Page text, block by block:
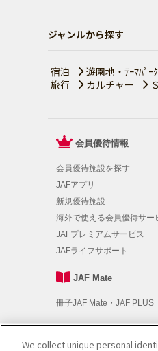
ジャンルから探す
宿泊 遊園地・ﾃｰﾏﾊﾟｰｸ
旅行
カルチャー
会員優待情報
会員優待施設を探す
JAFアプリ
新規優待施設
海外で使える会員優待サー
JAFプレミアムサービス
JAFライフサポート
JAF Mate
冊子JAF Mate・JAF PLUS
利用規約 | 個人情報の取
We collect unique personal